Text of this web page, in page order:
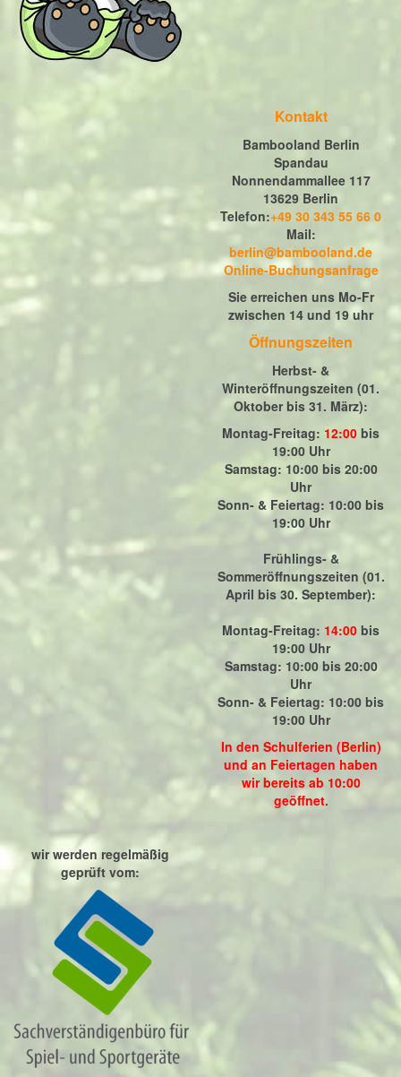
Kontakt
Bambooland Berlin
Spandau
Nonnendammallee 117
13629 Berlin
Telefon:+49 30 343 55 66 0
Mail:
berlin@bambooland.de
Online-Buchungsanfrage
Sie erreichen uns Mo-Fr
zwischen 14 und 19 uhr
Öffnungszeiten
Herbst- &
Winteröffnungszeiten (01.
Oktober bis 31. März):
Montag-Freitag: 12:00 bis
19:00 Uhr
Samstag: 10:00 bis 20:00
Uhr
Sonn- & Feiertag: 10:00 bis
19:00 Uhr
Frühlings- &
Sommeröffnungszeiten (01.
April bis 30. September):
Montag-Freitag: 14:00 bis
19:00 Uhr
Samstag: 10:00 bis 20:00
Uhr
Sonn- & Feiertag: 10:00 bis
19:00 Uhr
In den Schulferien (Berlin)
und an Feiertagen haben
wir bereits ab 10:00
geöffnet.
wir werden regelmäßig
geprüft vom: